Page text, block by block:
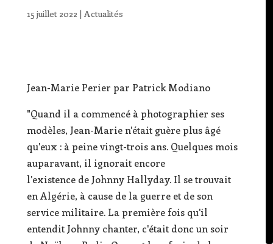
15 juillet 2022 | Actualités
Jean-Marie Perier par Patrick Modiano
"Quand il a commencé à photographier ses
modèles, Jean-Marie n'était guère plus âgé
qu'eux : à peine vingt-trois ans. Quelques mois
auparavant, il ignorait encore
l'existence de Johnny Hallyday. Il se trouvait
en Algérie, à cause de la guerre et de son
service militaire. La première fois qu'il
entendit Johnny chanter, c'était donc un soir